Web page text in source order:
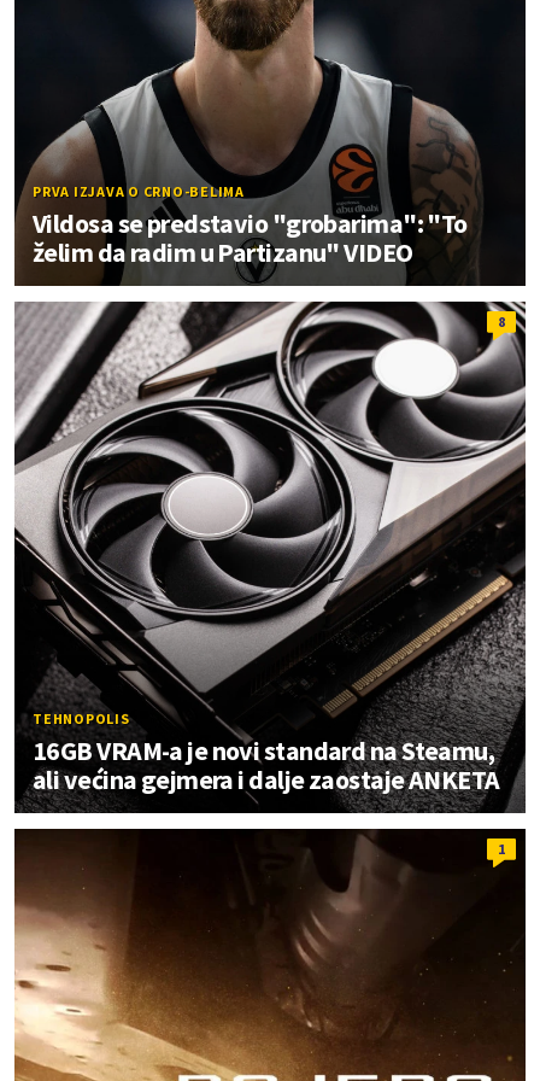
PRVA IZJAVA O CRNO-BELIMA
Vildosa se predstavio "grobarima": "To
želim da radim u Partizanu" VIDEO
8
TEHNOPOLIS
16GB VRAM-a je novi standard na Steamu,
ali većina gejmera i dalje zaostaje ANKETA
1